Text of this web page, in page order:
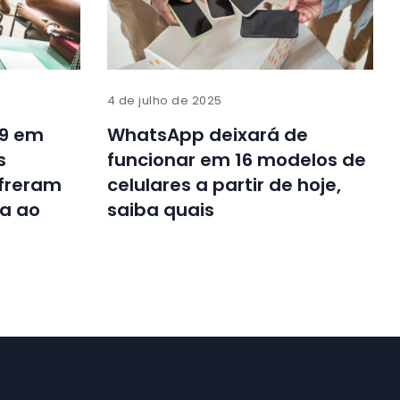
em
ao
4 de julho de 2025
WhatsApp deixará de
funcionar em 16 modelos de
celulares a partir de hoje,
saiba quais